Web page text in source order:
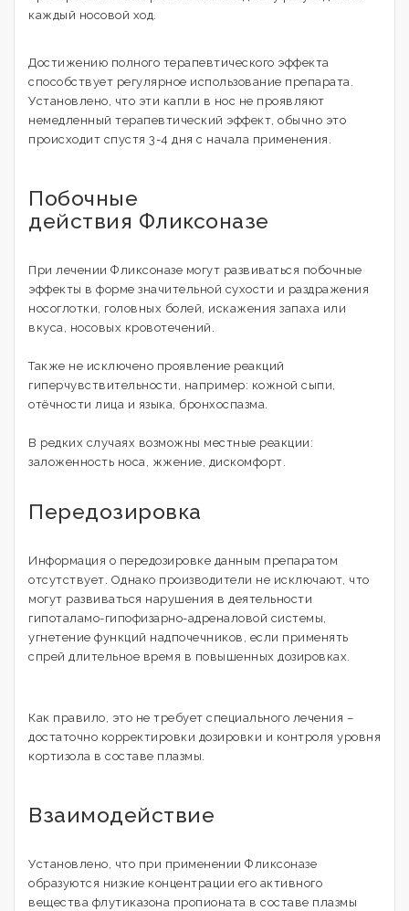
каждый носовой ход.
Достижению полного терапевтического эффекта
способствует регулярное использование препарата.
Установлено, что эти капли в нос не проявляют
немедленный терапевтический эффект, обычно это
происходит спустя 3-4 дня с начала применения.
Побочные
действия Фликсоназе
При лечении Фликсоназе могут развиваться побочные
эффекты в форме значительной сухости и раздражения
носоглотки, головных болей, искажения запаха или
вкуса, носовых кровотечений.
Также не исключено проявление реакций
гиперчувствительности, например: кожной сыпи,
отёчности лица и языка, бронхоспазма.
В редких случаях возможны местные реакции:
заложенность носа, жжение, дискомфорт.
Передозировка
Информация о передозировке данным препаратом
отсутствует. Однако производители не исключают, что
могут развиваться нарушения в деятельности
гипоталамо-гипофизарно-адреналовой системы,
угнетение функций надпочечников, если применять
спрей длительное время в повышенных дозировках.
Как правило, это не требует специального лечения –
достаточно корректировки дозировки и контроля уровня
кортизола в составе плазмы.
Взаимодействие
Установлено, что при применении Фликсоназе
образуются низкие концентрации его активного
вещества флутиказона пропионата в составе плазмы